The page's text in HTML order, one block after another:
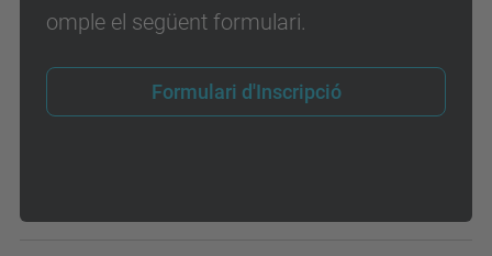
omple el següent formulari.
Formulari d'Inscripció